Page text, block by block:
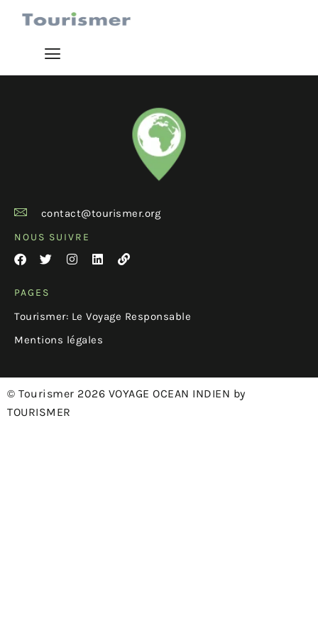
contact@tourismer.org
NOUS SUIVRE
PAGES
Tourismer: Le Voyage Responsable
Mentions légales
© Tourismer 2026 VOYAGE OCEAN INDIEN by
TOURISMER